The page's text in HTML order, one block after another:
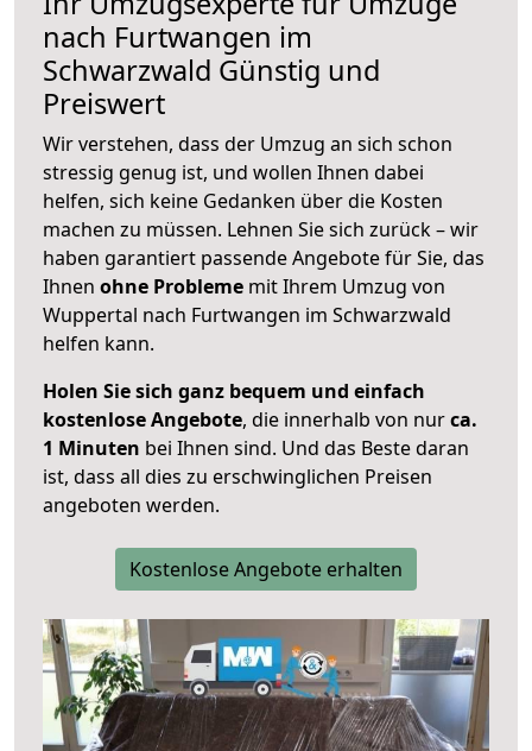
nach Furtwangen im
Schwarzwald Günstig und
Preiswert
Wir verstehen, dass der Umzug an sich schon
stressig genug ist, und wollen Ihnen dabei
helfen, sich keine Gedanken über die Kosten
machen zu müssen. Lehnen Sie sich zurück – wir
haben garantiert passende Angebote für Sie, das
Ihnen ohne Probleme mit Ihrem Umzug von
Wuppertal nach Furtwangen im Schwarzwald
helfen kann.
Holen Sie sich ganz bequem und einfach
kostenlose Angebote, die innerhalb von nurca.
1 Minuten bei Ihnen sind. Und das Beste daran
ist, dass all dies zu erschwinglichen Preisen
angeboten werden.
Kostenlose Angebote erhalten